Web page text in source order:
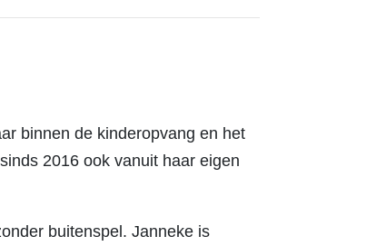
binnen de kinderopvang en het
2016 ook vanuit haar eigen
buitenspel. Janneke is